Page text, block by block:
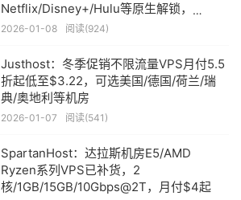
Netflix/Disney+/Hulu等原生解锁，
TikTok/ChatGPT无障碍
2026-01-08 阅读(924)
Justhost：冬季促销不限流量VPS月付5.5
折起低至$3.22，可选美国/德国/荷兰/瑞
典/奥地利等机房
2026-01-07 阅读(541)
SpartanHost：达拉斯机房E5/AMD
Ryzen系列VPS已补货，2
核/1GB/15GB/10Gbps@2T，月付$4起